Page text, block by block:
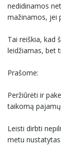
nedidinamos
mažinamos, jei
Tai reiškia, kad
leidžiamas, bet
Prašome:
Peržiūrėti ir
taikomą
Leisti dirbti
metu